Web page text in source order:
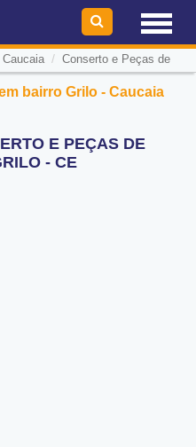
/ Conserto e Peças de
bairro Grilo - Caucaia
E PEÇAS DE
- CE